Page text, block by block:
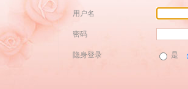
用户名
密码
隐身登录 是